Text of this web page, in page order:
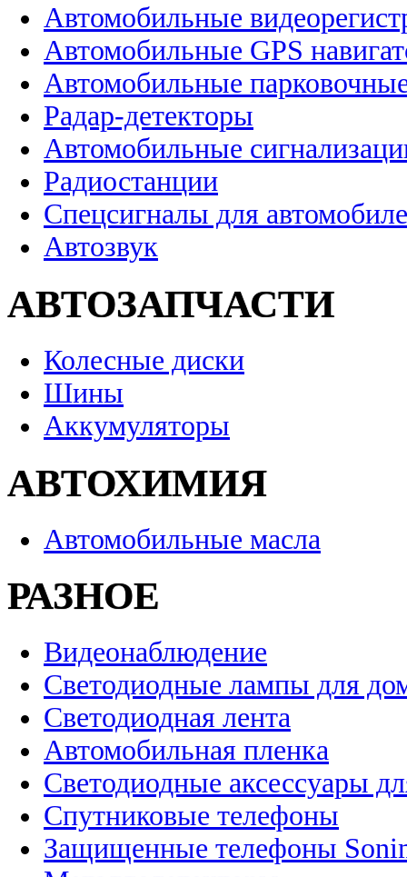
Автомобильные
Автомобильные GPS
Автомобильные
Радар-детекторы
Автомобильные
Радиостанции
Спецсигналы для
Автозвук
АВТОЗАПЧАСТИ
Колесные диски
Шины
Аккумуляторы
АВТОХИМИЯ
Автомобильные масла
РАЗНОЕ
Видеонаблюдение
Светодиодные лампы для
Светодиодная лента
Автомобильная пленка
Светодиодные аксессуары
Спутниковые телефоны
Защищенные телефоны